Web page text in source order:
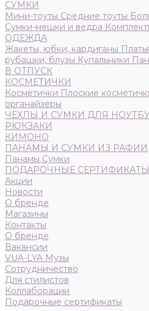
СУМКИ
Мини-тоуты Средние тоуты
Сумки-мешки и ведра
ОДЕЖДА
Жакеты, юбки, кардиганы
рубашки, блузы Купальники
В ОТПУСК
КОСМЕТИЧКИ
Косметички Плоские
органайзеры
ЧЕХЛЫ И СУМКИ ДЛЯ
РЮКЗАКИ
КИМОНО
ПАНАМЫ И СУМКИ ИЗ РАФИИ
Панамы Сумки
ПОДАРОЧНЫЕ СЕРТИФИКАТЫ
Акции
Новости
О бренде
Магазины
Контакты
О бренде
Вакансии
VUA-LYA Музы
Сотрудничество
Для стилистов
Коллаборации
Подарочные сертификаты